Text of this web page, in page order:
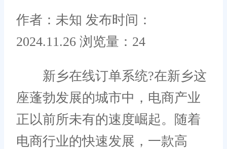
作者：未知 发布时间：
2024.11.26 浏览量：24
新乡在线订单系统?在新乡这
座蓬勃发展的城市中，电商产业
正以前所未有的速度崛起。随着
电商行业的快速发展，一款高